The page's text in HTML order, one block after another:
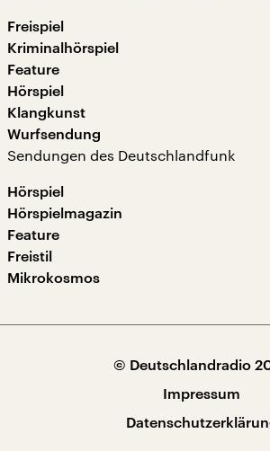
Freispiel
Kriminalhörspiel
Feature
Hörspiel
Klangkunst
Wurfsendung
Sendungen des Deutschlandfunk
Hörspiel
Hörspielmagazin
Feature
Freistil
Mikrokosmos
© Deutschlandradio
Impressum